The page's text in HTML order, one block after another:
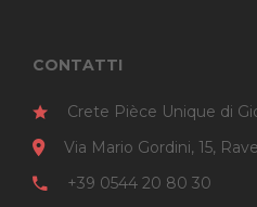
CONTATTI
Crete Pièce Unique di
Via Mario Gordini, 15,
+39 0544 20 80 30